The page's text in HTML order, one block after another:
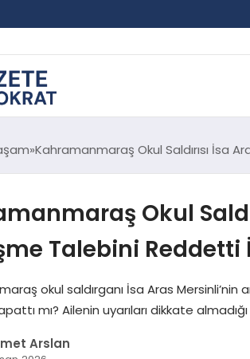
Kahramanmaraş Okul Saldırısı İsa
Okul
Talebini Reddetti
okul saldırganı İsa Aras
mı? Ailenin uyarıları dikkate
Arslan